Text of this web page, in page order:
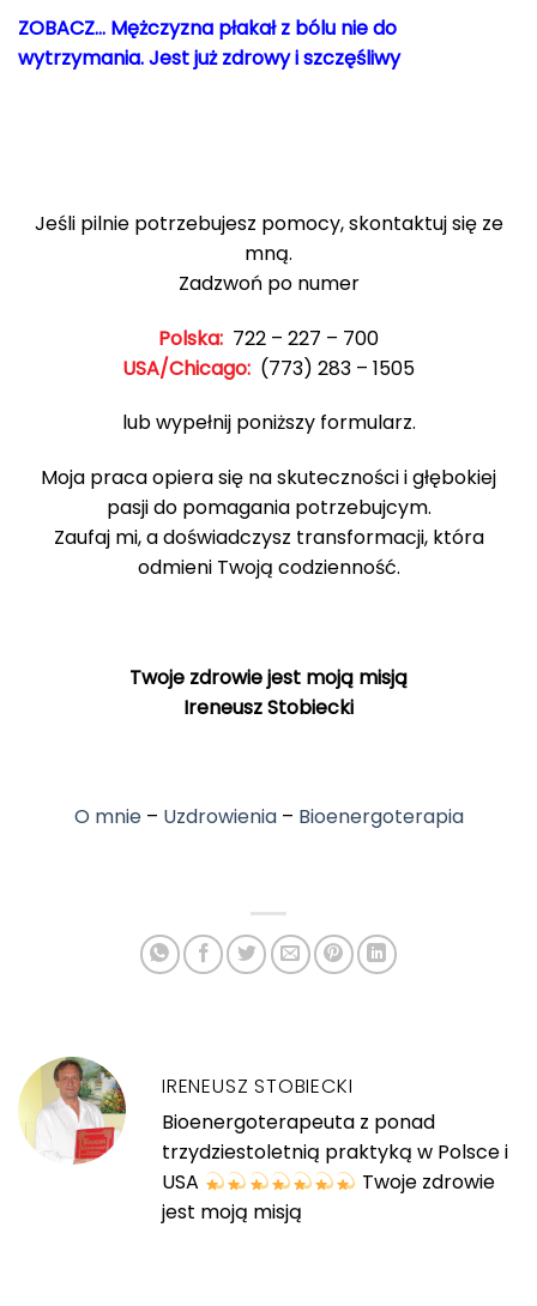
ZOBACZ… Mężczyzna płakał z bólu nie do
wytrzymania. Jest już zdrowy i szczęśliwy
Jeśli pilnie potrzebujesz pomocy, skontaktuj się ze
mną.
Zadzwoń po numer
Polska: 722 – 227 – 700
USA/Chicago: (773) 283 – 1505
lub wypełnij poniższy formularz.
Moja praca opiera się na skuteczności i głębokiej
pasji do pomagania potrzebujcym.
Zaufaj mi, a doświadczysz transformacji, która
odmieni Twoją codzienność.
Twoje zdrowie jest moją misją
Ireneusz Stobiecki
O mnie– Uzdrowienia– Bioenergoterapia
IRENEUSZ STOBIECKI
Bioenergoterapeuta z ponad
trzydziestoletnią praktyką w Polsce i
USA
Twoje zdrowie
jest moją misją